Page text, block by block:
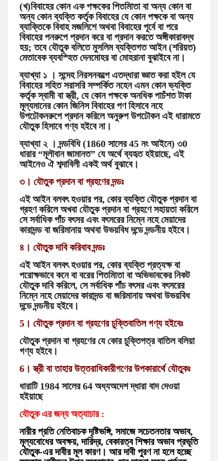
(খ)বিবাহের কোন এক পক্ষকের পিতমিাতা বা অন্য কোন বা
অন্য কোন ব্যক্তি কর্তৃক বিবাহের যে কোন পক্ষকে বা অন্য
ব্যাক্তিকে বিবাহ মজলিশে অথবা বিবাহের পূর্বে বা পরে
বিবাহের পনরুপে প্রদান করে বা প্রদান করতে অঙ্গীকারাবদ্ধ
হয়; তবে যৌতুক বলিতে মুসলিম ব্যক্তিগত আইন (শরিয়ত)
মেতাবেক ব্যবস্হিত দেনমোহর বা মোহরানা বুঝাইবে না।
ব্যাখ্যা ১ । সন্দেহ নিরসনকল্পে এতদ্ধারা জ্ঞাত করা হইল যে
বিবাহের সহিত সরাসরি সম্পর্কিত নহেন এমন কোন ভ্যক্তি
কর্তৃক স্বামী বা স্ত্রী, যে কোন পক্ষকে অনধিক পাচঁশত টাকা
মূল্যমানের কোন জিনিস বিবাহের পণ হিসাবে নহে
উপঢৌকনরুপে প্রদান করিলে অনুরুপ উপঢৌকন এই ধারামতে
যৌতুক হিসাবে গণ্য হইবে না।
ব্যাখ্যা ২ । দন্ডবিধি (1860 সালের 45 নং আইনে) ৩0
ধারার “মূলৗবান জামানত” যে অর্থে ব্যহৃত হইয়াছে, এই
আইনেও ঐ শব্দাবিলী একই অর্থ বুঝাবে।
৩। যৌতুক প্রদান বা গ্রহণের দন্ডঃ
এই আইন বলবৎ হওয়ার পর, কোর ব্যক্তি যৌতুক প্রদান বা
গ্রহণ করিলে অখবা যৌতুক প্রদান বা গ্রহণে সহায়তা করিলে
সে সর্বাধিক পাঁচ বৎসর এবং বৎসরের নিম্নে নহে মেয়াদের
কারাদন্ড বা জরিমানায় অথবা উভয়বিধ দন্ডে দন্ডনীয় হইবে।
৪। যৌতুক দাবি করিবাব দন্ডঃ
এই আইন বলবৎ হওয়ার পর, কোর ব্যক্তি প্রত্যক্ষ বা
পরোক্ষভাবে কনে বা বরের পিতমিাতা বা অভিভাবকের নিকট
যৌতুক দাবি করিলে, সে সর্বাধিক পাঁচ বৎসর এবং বৎসরের
নিম্নে নহে মেয়াদের কারাদন্ড বা জরিমানায় অথবা উভয়বিধ
দন্ডে দন্ডনীয় হইবে।
5। যৌতুক প্রদান বা গ্রহণের চুক্তিবাতিল গণ্য হইবেঃ
যৌতুক প্রদান বা গ্রহণের যে কোর চুক্তিপত্র বাতিল বলিয়া
গণ্য হইবে।
6। স্ত্রী বা তাহার উত্তরাধিকারীগণের উপকারার্থে যৌতুকঃ
ধারাটি 1984 সালের 64 অধ্যঅদেশ দ্ধারা বাদ দেওয়া
হইয়াছে
যৌতুক এর জন্য অত্যাচার :
নারীর প্রতি নেতিবাচক দৃষ্টিভঙ্গি, সমাজে সচেতনতার অভাব,
মূল্যবোধের অবক্ষয়, দারিদ্র, বেকারত্ব শিক্ষার অভাব প্রভৃতি
যৌতুক-এর দাবীর মূল কারণ। আর দাবী পুরণ না হলে হচ্ছে